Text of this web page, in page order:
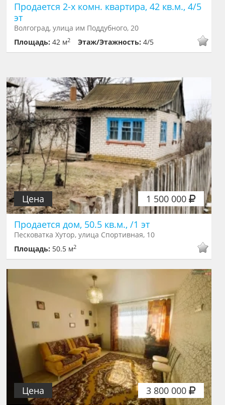
Продается 2-х комн. квартира, 42 кв.м., 4/5
эт
Волгоград, улица им Поддубного, 20
Площадь:42 м2 Этаж/Этажность:4/5
1 500 000
Цена
Продается дом, 50.5 кв.м., /1 эт
Песковатка Хутор, улица Спортивная, 10
Площадь: 50.5 м2
3 800 000
Цена